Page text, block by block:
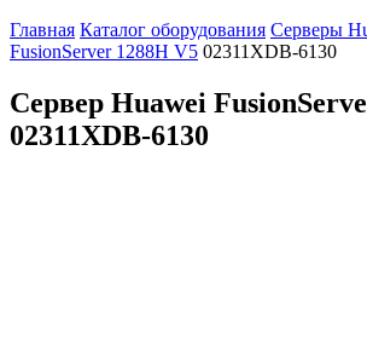
Главная Каталог оборудования Серверы
FusionServer 1288H V5 02311XDB-6130
Сервер Huawei
02311XDB-6130